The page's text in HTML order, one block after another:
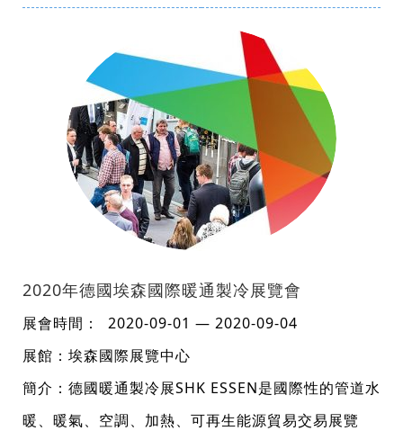
2020年德國埃森國際暖通製冷展覽會
展會時間： 2020-09-01 — 2020-09-04
展館：埃森國際展覽中心
簡介：德國暖通製冷展SHK ESSEN是國際性的管道水
暖、暖氣、空調、加熱、可再生能源貿易交易展覽